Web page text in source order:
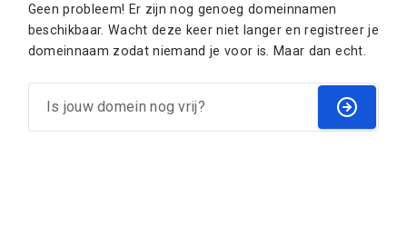
Geen probleem! Er zijn nog genoeg domeinnamen
beschikbaar. Wacht deze keer niet langer en registreer je
domeinnaam zodat niemand je voor is. Maar dan echt.